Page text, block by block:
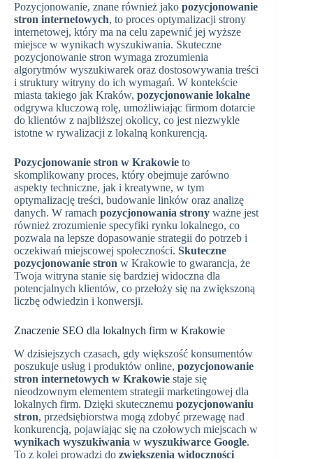
Pozycjonowanie, znane również jako pozycjonowanie
stron internetowych, to proces optymalizacji strony
internetowej, który ma na celu zapewnić jej wyższe
miejsce w wynikach wyszukiwania. Skuteczne
pozycjonowanie stron wymaga zrozumienia
algorytmów wyszukiwarek oraz dostosowywania treści
i struktury witryny do ich wymagań. W kontekście
miasta takiego jak Kraków, pozycjonowanie lokalne
odgrywa kluczową rolę, umożliwiając firmom dotarcie
do klientów z najbliższej okolicy, co jest niezwykle
istotne w rywalizacji z lokalną konkurencją.
Pozycjonowanie stron w Krakowie to
skomplikowany proces, który obejmuje zarówno
aspekty techniczne, jak i kreatywne, w tym
optymalizację treści, budowanie linków oraz analizę
danych. W ramach pozycjonowania strony ważne jest
również zrozumienie specyfiki rynku lokalnego, co
pozwala na lepsze dopasowanie strategii do potrzeb i
oczekiwań miejscowej społeczności. Skuteczne
pozycjonowanie stron w Krakowie to gwarancja, że
Twoja witryna stanie się bardziej widoczna dla
potencjalnych klientów, co przełoży się na zwiększoną
liczbę odwiedzin i konwersji.
Znaczenie SEO dla lokalnych firm w Krakowie
W dzisiejszych czasach, gdy większość konsumentów
poszukuje usług i produktów online, pozycjonowanie
stron internetowych w Krakowie staje się
nieodzownym elementem strategii marketingowej dla
lokalnych firm. Dzięki skutecznemu pozycjonowaniu
stron, przedsiębiorstwa mogą zdobyć przewagę nad
konkurencją, pojawiając się na czołowych miejscach w
wynikach wyszukiwania w wyszukiwarce Google.
To z kolei prowadzi do zwiększenia widoczności